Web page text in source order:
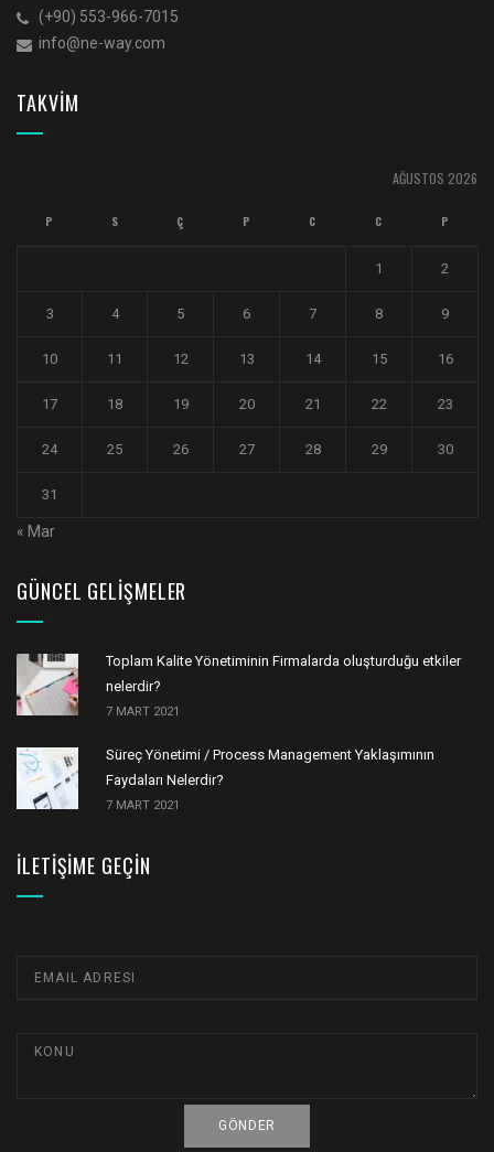
(+90) 553-966-7015
info@ne-way.com
TAKVİM
AĞUSTOS 2026
P S Ç P C C P
1 2
3 4 5 6 7 8 9
10 11 12 13 14 15 16
17 18 19 20 21 22 23
24 25 26 27 28 29 30
31
« Mar
GÜNCEL GELIŞMELER
Toplam Kalite Yönetiminin Firmalarda oluşturduğu etkiler
nelerdir?
7 MART 2021
Süreç Yönetimi / Process Management Yaklaşımının
Faydaları Nelerdir?
7 MART 2021
İLETIŞIME GEÇIN